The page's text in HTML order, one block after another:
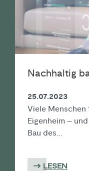
Nachhaltig
25.07.2023
Viele Menschen
Eigenheim –
Bau des…
LESEN